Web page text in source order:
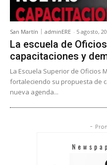
San Martín adminERE - 5 agosto,
La escuela de
capacitaciones y
La Escuela Superior de Oficios
fortaleciendo su propuesta de
nueva agenda...
-